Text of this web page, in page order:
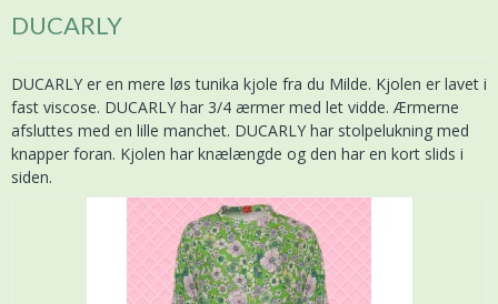
DUCARLY
DUCARLY er en mere løs tunika kjole fra du Milde. Kjolen er lavet i
fast viscose. DUCARLY har 3/4 ærmer med let vidde. Ærmerne
afsluttes med en lille manchet. DUCARLY har stolpelukning med
knapper foran. Kjolen har knælængde og den har en kort slids i
siden.